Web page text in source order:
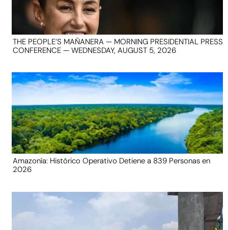
THE PEOPLE’S MAÑANERA — MORNING PRESIDENTIAL PRESS
CONFERENCE — WEDNESDAY, AUGUST 5, 2026
Amazonía: Histórico Operativo Detiene a 839 Personas en
2026